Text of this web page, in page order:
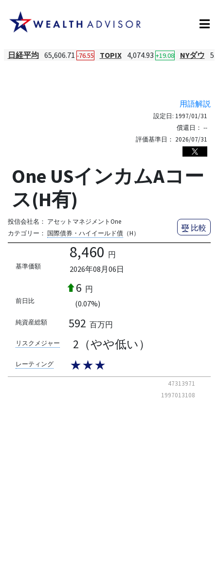
日経平均 65,606.71 -76.55 TOPIX 4,074.93 +19.08 NYダウ
用語解説
設定日: 1997/01/31
償還日： --
評価基準日： 2026/07/31
One USインカムAコー
ス(H有)
投信会社名： アセットマネジメントOne
カテゴリー： 国際債券・ハイイールド債（H）
比較
基準価額
8,460 円
2026年08月06日
前日比
6 円
(0.07%)
純資産総額 592 百万円
リスクメジャー 2（やや低い）
レーティング ★★★
47313971
1997013108